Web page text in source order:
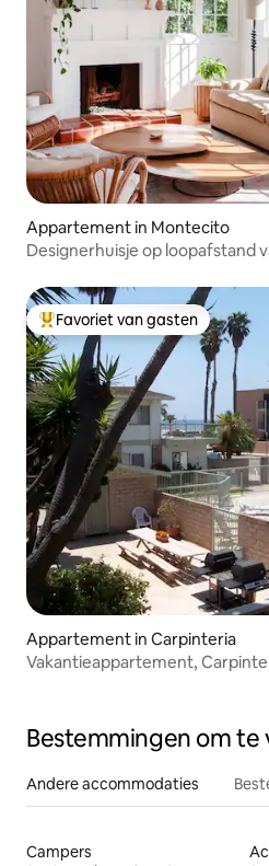
Appartement in Montecito
Designerhuisje op loopafstand
Topfavoriet van gasten
Favoriet van gasten
Appartement in Carpinteria
Vakantieappartement,
Bestemmingen om te
Andere accommodaties
Campers